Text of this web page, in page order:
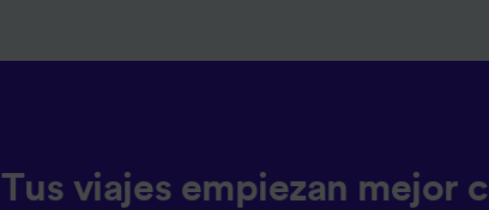
Tus viajes empiezan mejor